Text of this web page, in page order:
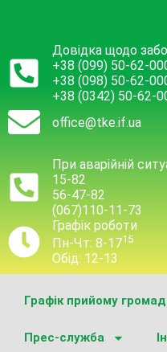
Довідка щодо
+38 (099) 50-62-
+38 (098) 50-62-
+38 (0342) 50-62-
office@tke.if.ua
При аварійній
15-82
56-47-82
(067)110-11-73
Графік роботи
Пн-Чт: 8-1715
Обід: 12-13
Графік прийому
Прес-служба